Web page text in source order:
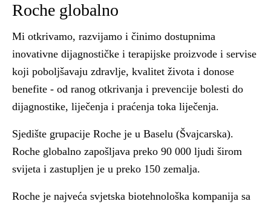
Roche globalno
Mi otkrivamo, razvijamo i činimo dostupnima
inovativne dijagnostičke i terapijske proizvode i servise
koji poboljšavaju zdravlje, kvalitet života i donose
benefite - od ranog otkrivanja i prevencije bolesti do
dijagnostike, liječenja i praćenja toka liječenja.
Sjedište grupacije Roche je u Baselu (Švajcarska).
Roche globalno zapošljava preko 90 000 ljudi širom
svijeta i zastupljen je u preko 150 zemalja.
Roche je najveća svjetska biotehnološka kompanija sa